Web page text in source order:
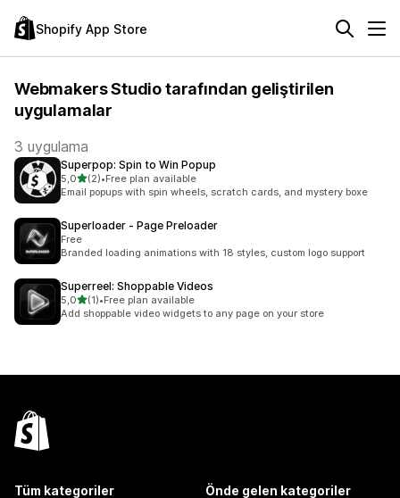
Shopify App Store
Webmakers Studio tarafından geliştirilen
uygulamalar
3 uygulama
Superpop: Spin to Win Popup
5,05 yıldız üzerinden
(2)
toplam 2 değerlendirme
•Free plan available
Email popups with spin wheels, scratch cards, and mystery boxe
Superloader ‑ Page Preloader
Free
Branded loading animations with 18 styles, custom logo support
Superreel: Shoppable Videos
5,05 yıldız üzerinden
(1)
toplam 1 değerlendirme
•Free plan available
Add shoppable video widgets to any page on your store
Tüm kategoriler Önde gelen kategoriler